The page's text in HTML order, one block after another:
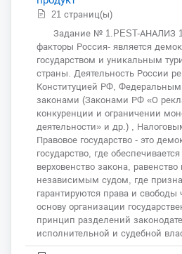
21 страниц(ы)
Задание № 1.PEST-АНАЛИЗ
факторы Россия- является
государством и уникальным
страны. Деятельность России
Конституцией РФ,
законами (Законами РФ «О
конкуренции и ограничении
деятельности» и др.) ,
Правовое государство - это
государство, где
верховенство закона,
независимым судом, где
гарантируются права и свободы
основу организации
принцип разделений
исполнительной и судебной